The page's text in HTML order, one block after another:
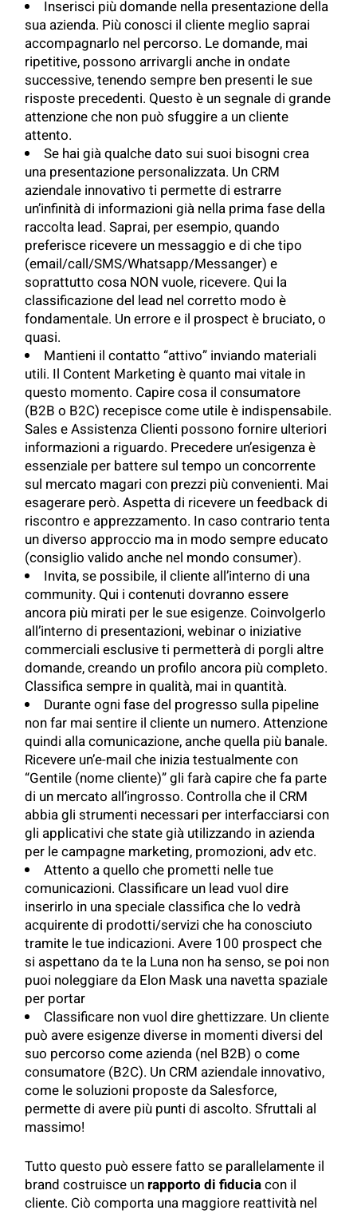
Inserisci più domande nella presentazione della
sua azienda. Più conosci il cliente meglio saprai
accompagnarlo nel percorso. Le domande, mai
ripetitive, possono arrivargli anche in ondate
successive, tenendo sempre ben presenti le sue
risposte precedenti. Questo è un segnale di grande
attenzione che non può sfuggire a un cliente
attento.
Se hai già qualche dato sui suoi bisogni crea
una presentazione personalizzata. Un CRM
aziendale innovativo ti permette di estrarre
un’infinità di informazioni già nella prima fase della
raccolta lead. Saprai, per esempio, quando
preferisce ricevere un messaggio e di che tipo
(email/call/SMS/Whatsapp/Messanger) e
soprattutto cosa NON vuole, ricevere. Qui la
classificazione del lead nel corretto modo è
fondamentale. Un errore e il prospect è bruciato, o
quasi.
Mantieni il contatto “attivo” inviando materiali
utili. Il Content Marketing è quanto mai vitale in
questo momento. Capire cosa il consumatore
(B2B o B2C) recepisce come utile è indispensabile.
Sales e Assistenza Clienti possono fornire ulteriori
informazioni a riguardo. Precedere un’esigenza è
essenziale per battere sul tempo un concorrente
sul mercato magari con prezzi più convenienti. Mai
esagerare però. Aspetta di ricevere un feedback di
riscontro e apprezzamento. In caso contrario tenta
un diverso approccio ma in modo sempre educato
(consiglio valido anche nel mondo consumer).
Invita, se possibile, il cliente all’interno di una
community. Qui i contenuti dovranno essere
ancora più mirati per le sue esigenze. Coinvolgerlo
all’interno di presentazioni, webinar o iniziative
commerciali esclusive ti permetterà di porgli altre
domande, creando un profilo ancora più completo.
Classifica sempre in qualità, mai in quantità.
Durante ogni fase del progresso sulla pipeline
non far mai sentire il cliente un numero. Attenzione
quindi alla comunicazione, anche quella più banale.
Ricevere un’e-mail che inizia testualmente con
“Gentile (nome cliente)” gli farà capire che fa parte
di un mercato all’ingrosso. Controlla che il CRM
abbia gli strumenti necessari per interfacciarsi con
gli applicativi che state già utilizzando in azienda
per le campagne marketing, promozioni, adv etc.
Attento a quello che prometti nelle tue
comunicazioni. Classificare un lead vuol dire
inserirlo in una speciale classifica che lo vedrà
acquirente di prodotti/servizi che ha conosciuto
tramite le tue indicazioni. Avere 100 prospect che
si aspettano da te la Luna non ha senso, se poi non
puoi noleggiare da Elon Mask una navetta spaziale
per portar
Classificare non vuol dire ghettizzare. Un cliente
può avere esigenze diverse in momenti diversi del
suo percorso come azienda (nel B2B) o come
consumatore (B2C). Un CRM aziendale innovativo,
come le soluzioni proposte da Salesforce,
permette di avere più punti di ascolto. Sfruttali al
massimo!
Tutto questo può essere fatto se parallelamente il
brand costruisce un rapporto di fiduciacon il
cliente. Ciò comporta una maggiore reattività nel